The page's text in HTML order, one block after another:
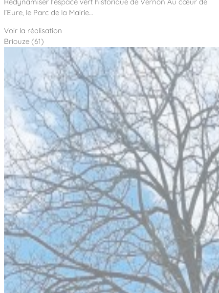
l’Eure, le Parc de la Mairie…
Voir la réalisation
Briouze (61)